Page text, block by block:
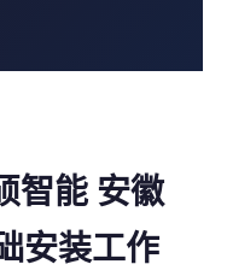
智能 安徽
安装工作